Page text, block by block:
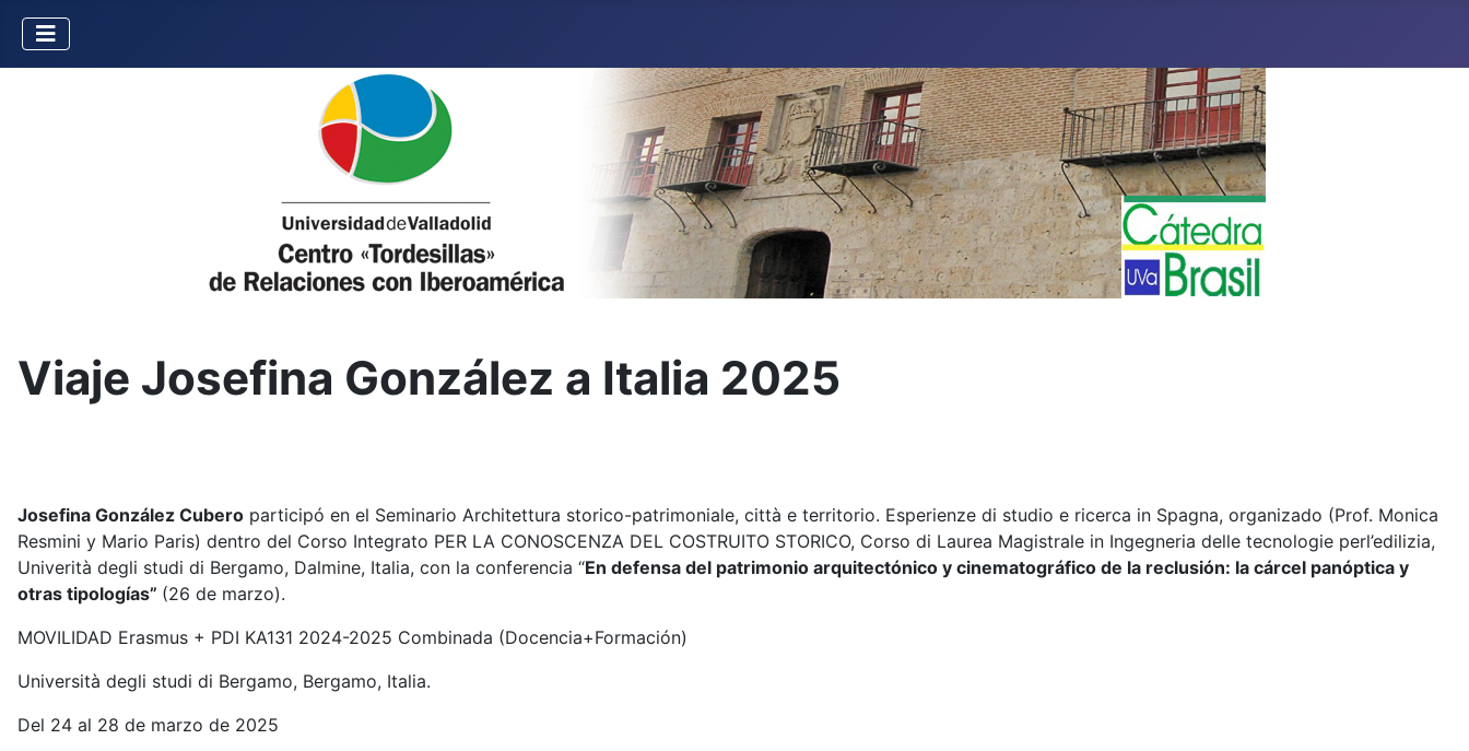
Viaje Josefina González a Italia 2025
Josefina González Cubero participó en el Seminario Architettura storico-patrimoniale, città e territorio. Esperienze di studio e ricerca in Spagna, organizado (Prof. Monica
Resmini y Mario Paris) dentro del Corso Integrato PER LA CONOSCENZA DEL COSTRUITO STORICO, Corso di Laurea Magistrale in Ingegneria delle tecnologie perl’edilizia,
Univerità degli studi di Bergamo, Dalmine, Italia, con la conferencia “En defensa del patrimonio arquitectónico y cinematográfico de la reclusión: la cárcel panóptica y
otras tipologías” (26 de marzo).
MOVILIDAD Erasmus + PDI KA131 2024-2025 Combinada (Docencia+Formación)
Università degli studi di Bergamo, Bergamo, Italia.
Del 24 al 28 de marzo de 2025